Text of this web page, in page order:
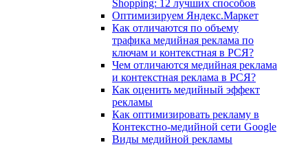
Shopping: 12 лучших способов
Оптимизируем Яндекс.Маркет
Как отличаются по объему
трафика медийная реклама по
ключам и контекстная в РСЯ?
Чем отличаются медийная реклама
и контекстная реклама в РСЯ?
Как оценить медийный эффект
рекламы
Как оптимизировать рекламу в
Контекстно-медийной сети Google
Виды медийной рекламы